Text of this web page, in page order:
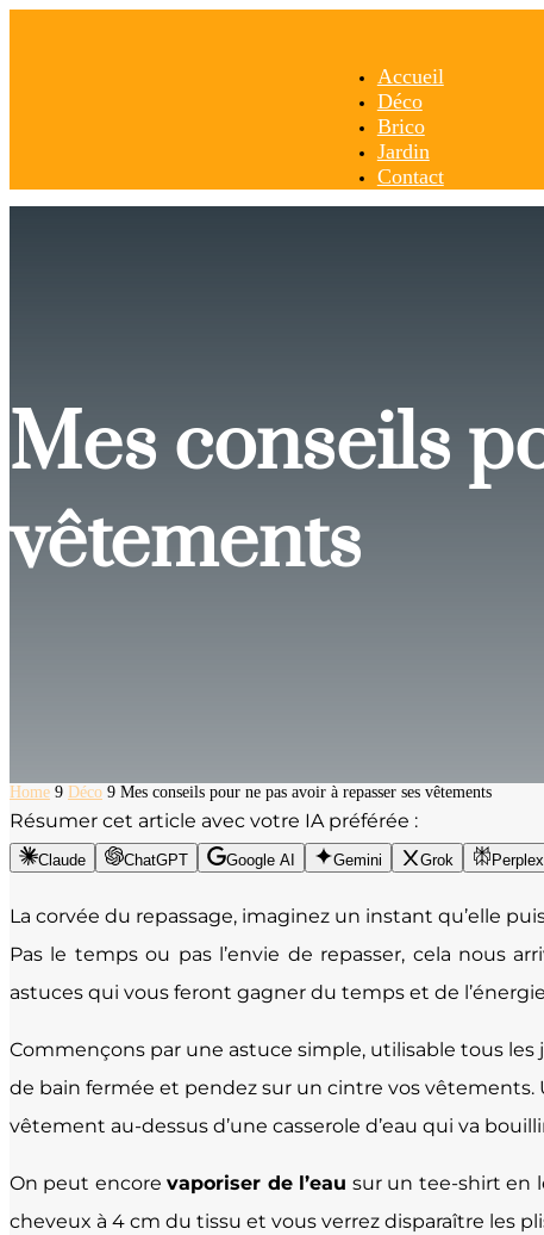
Accueil
Déco
Brico
Jardin
Contact
Mes conseils
vêtements
Home 9 Déco 9 Mes conseils pour ne pas avoir à repasser ses vêtements
Résumer cet article avec votre IA préférée :
Claude ChatGPT Google AI Gemini Grok
La corvée du repassage, imaginez un instant qu’elle
Pas le temps ou pas l’envie de repasser, cela nous
astuces qui vous feront gagner du temps et de
Commençons par une astuce simple, utilisable tous les
de bain fermée et pendez sur un cintre vos vêtements.
vêtement au-dessus d’une casserole d’eau qui va
On peut encorevaporiser de l’eau sur un tee-shirt en
cheveux à 4 cm du tissu et vous verrez disparaître les